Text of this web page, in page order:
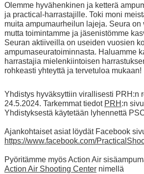
Olemme hyvähenkinen ja ketterä
ja practical-harrastajille. Toki moni
muita ampumaurheilun lajeja. Seura on
mutta toimintamme ja jäsenistömme
Seuran aktiiveilla on useiden vuosien
ampumaseuratoiminnasta. Haluamme
harrastajia mielenkiintoisen
rohkeasti yhteyttä ja tervetuloa mukaan!
Yhdistys hyväksyttiin virallisesti PRH:n
24.5.2024. Tarkemmat tiedot PRH:n
Yhdistyksestä käytetään lyhennettä
Ajankohtaiset asiat löydät Facebook
https://www.facebook.com/
Pyöritämme myös Action Air
Action Air Shooting Centernimellä